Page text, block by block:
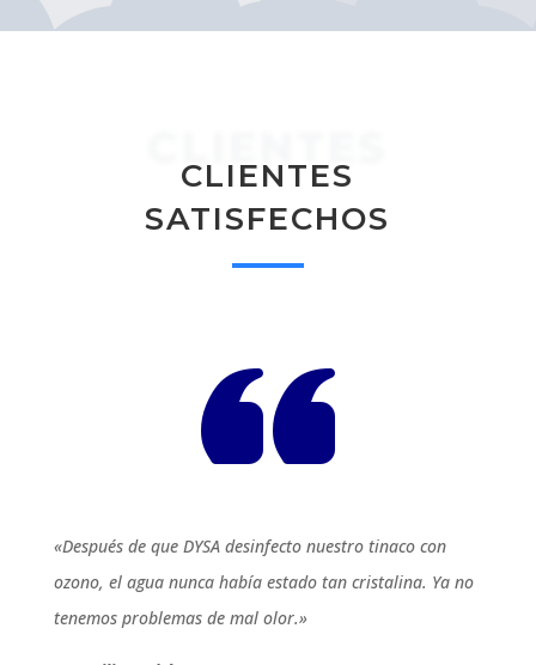
CLIENTES
SATISFECHOS
«Después de que DYSA desinfecto nuestro tinaco con
ozono, el agua nunca había estado tan cristalina. Ya no
tenemos problemas de mal olor.»